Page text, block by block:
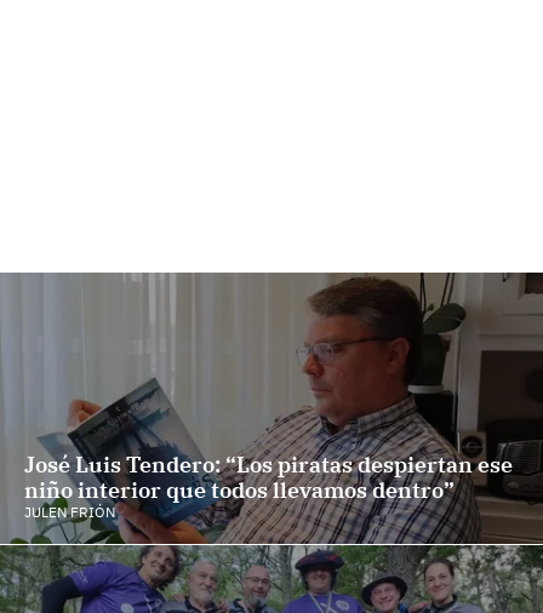
José Luis Tendero: “Los piratas despiertan ese
niño interior que todos llevamos dentro”
JULEN FRIÓN